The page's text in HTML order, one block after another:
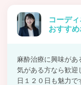
コーデ
おすすめ
麻酔治療に興味があ
気がある方なら歓迎
日１２０日も魅力で